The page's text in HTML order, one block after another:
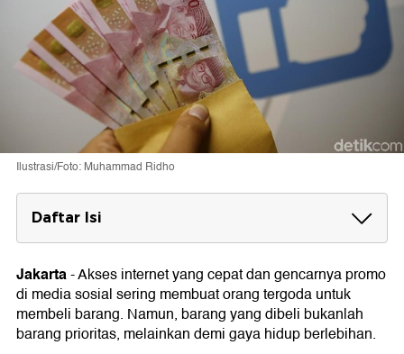
Ilustrasi/Foto: Muhammad Ridho
Daftar Isi
5 Tips Agar Pensiun Nggak Sengsara:
1. Autodebit Is Your Bestie
2. Pisahkan Rekening dan Jangan Diintip
3. Jangan Tunggu Mapan
4. Investasi
5. Jangan Ikuti Semua Tren
Jakarta-Akses internet yang cepat dan gencarnya promo
di media sosial sering membuat orang tergoda untuk
membeli barang. Namun, barang yang dibeli bukanlah
barang prioritas, melainkan demi gaya hidup berlebihan.